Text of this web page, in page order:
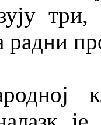
радни